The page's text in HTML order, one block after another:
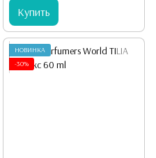
Купить
НОВИНКА
-30%